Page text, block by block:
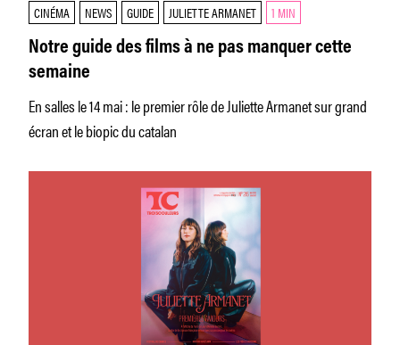
CINÉMA NEWS GUIDE JULIETTE ARMANET 1 MIN
Notre guide des films à ne pas manquer cette
semaine
En salles le 14 mai : le premier rôle de Juliette Armanet sur grand
écran et le biopic du catalan